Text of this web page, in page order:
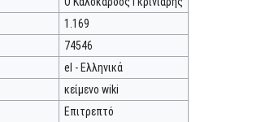
1.169
74546
el - Ελληνικά
κείμενο wiki
Επιτρεπτό